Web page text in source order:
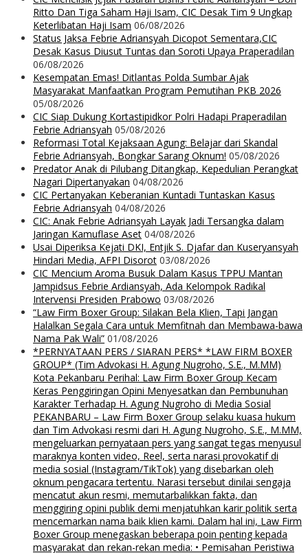
Ritto Dan Tiga Saham Haji Isam, CIC Desak Tim 9 Ungkap
Keterlibatan Haji Isam 06/08/2026
Status Jaksa Febrie Adriansyah Dicopot Sementara,CIC
Desak Kasus Diusut Tuntas dan Soroti Upaya Praperadilan
06/08/2026
Kesempatan Emas! Ditlantas Polda Sumbar Ajak
Masyarakat Manfaatkan Program Pemutihan PKB 2026
05/08/2026
CIC Siap Dukung Kortastipidkor Polri Hadapi Praperadilan
Febrie Adriansyah 05/08/2026
Reformasi Total Kejaksaan Agung: Belajar dari Skandal
Febrie Adriansyah, Bongkar Sarang Oknum! 05/08/2026
Predator Anak di Pilubang Ditangkap, Kepedulian Perangkat
Nagari Dipertanyakan 04/08/2026
CIC Pertanyakan Keberanian Kuntadi Tuntaskan Kasus
Febrie Adriansyah 04/08/2026
CIC: Anak Febrie Adriansyah Layak Jadi Tersangka dalam
Jaringan Kamuflase Aset 04/08/2026
Usai Diperiksa Kejati DKI, Entjik S. Djafar dan Kuseryansyah
Hindari Media, AFPI Disorot 03/08/2026
CIC Mencium Aroma Busuk Dalam Kasus TPPU Mantan
Jampidsus Febrie Ardiansyah, Ada Kelompok Radikal
Intervensi Presiden Prabowo 03/08/2026
“Law Firm Boxer Group: Silakan Bela Klien, Tapi Jangan
Halalkan Segala Cara untuk Memfitnah dan Membawa-bawa
Nama Pak Wali” 01/08/2026
*PERNYATAAN PERS / SIARAN PERS* *LAW FIRM BOXER
GROUP* (Tim Advokasi H. Agung Nugroho, S.E., M.MM)
Kota Pekanbaru Perihal: Law Firm Boxer Group Kecam
Keras Penggiringan Opini Menyesatkan dan Pembunuhan
Karakter Terhadap H. Agung Nugroho di Media Sosial
PEKANBARU – Law Firm Boxer Group selaku kuasa hukum
dan Tim Advokasi resmi dari H. Agung Nugroho, S.E., M.MM,
mengeluarkan pernyataan pers yang sangat tegas menyusul
maraknya konten video, Reel, serta narasi provokatif di
media sosial (Instagram/TikTok) yang disebarkan oleh
oknum pengacara tertentu. Narasi tersebut dinilai sengaja
mencatut akun resmi, memutarbalikkan fakta, dan
menggiring opini publik demi menjatuhkan karir politik serta
mencemarkan nama baik klien kami. Dalam hal ini, Law Firm
Boxer Group menegaskan beberapa poin penting kepada
masyarakat dan rekan-rekan media: • Pemisahan Peristiwa